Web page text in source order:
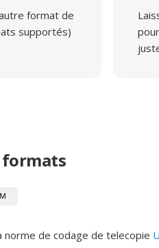
format de
supportés)
formats
de codage de telecopie